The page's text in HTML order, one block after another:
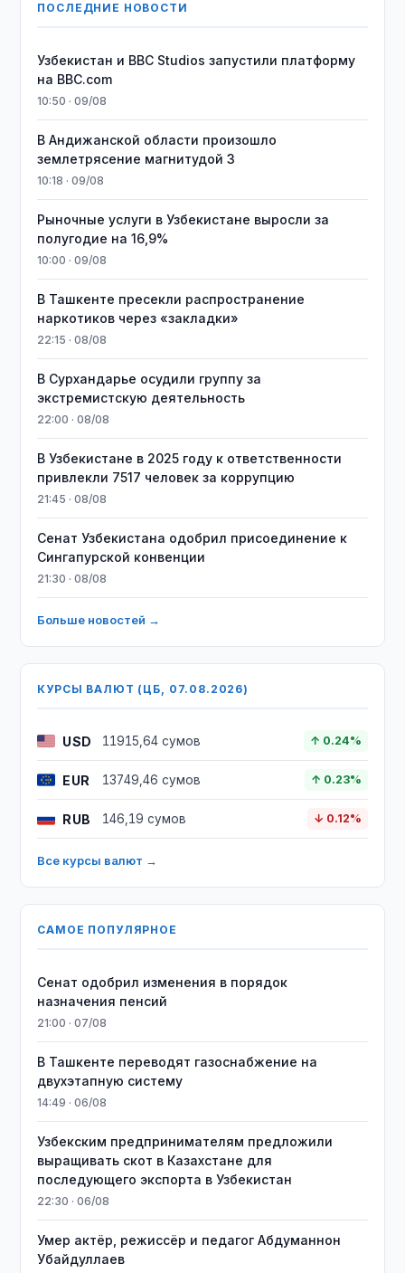
ПОСЛЕДНИЕ НОВОСТИ
Узбекистан и BBC Studios запустили платформу
на BBC.com
10:50 · 09/08
В Андижанской области произошло
землетрясение магнитудой 3
10:18 · 09/08
Рыночные услуги в Узбекистане выросли за
полугодие на 16,9%
10:00 · 09/08
В Ташкенте пресекли распространение
наркотиков через «закладки»
22:15 · 08/08
В Сурхандарье осудили группу за
экстремистскую деятельность
22:00 · 08/08
В Узбекистане в 2025 году к ответственности
привлекли 7517 человек за коррупцию
21:45 · 08/08
Сенат Узбекистана одобрил присоединение к
Сингапурской конвенции
21:30 · 08/08
Больше новостей →
КУРСЫ ВАЛЮТ (ЦБ, 07.08.2026)
USD 11915,64 сумов ↑ 0.24%
EUR 13749,46 сумов ↑ 0.23%
RUB 146,19 сумов ↓ 0.12%
Все курсы валют →
САМОЕ ПОПУЛЯРНОЕ
Сенат одобрил изменения в порядок
назначения пенсий
21:00 · 07/08
В Ташкенте переводят газоснабжение на
двухэтапную систему
14:49 · 06/08
Узбекским предпринимателям предложили
выращивать скот в Казахстане для
последующего экспорта в Узбекистан
22:30 · 06/08
Умер актёр, режиссёр и педагог Абдуманнон
Убайдуллаев